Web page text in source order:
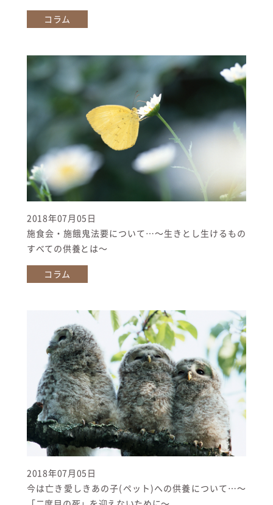
コラム
2018年07月05日
施食会・施餓鬼法要について…〜生きとし生けるもの
すべての供養とは〜
コラム
2018年07月05日
今は亡き愛しきあの子(ペット)への供養について…〜